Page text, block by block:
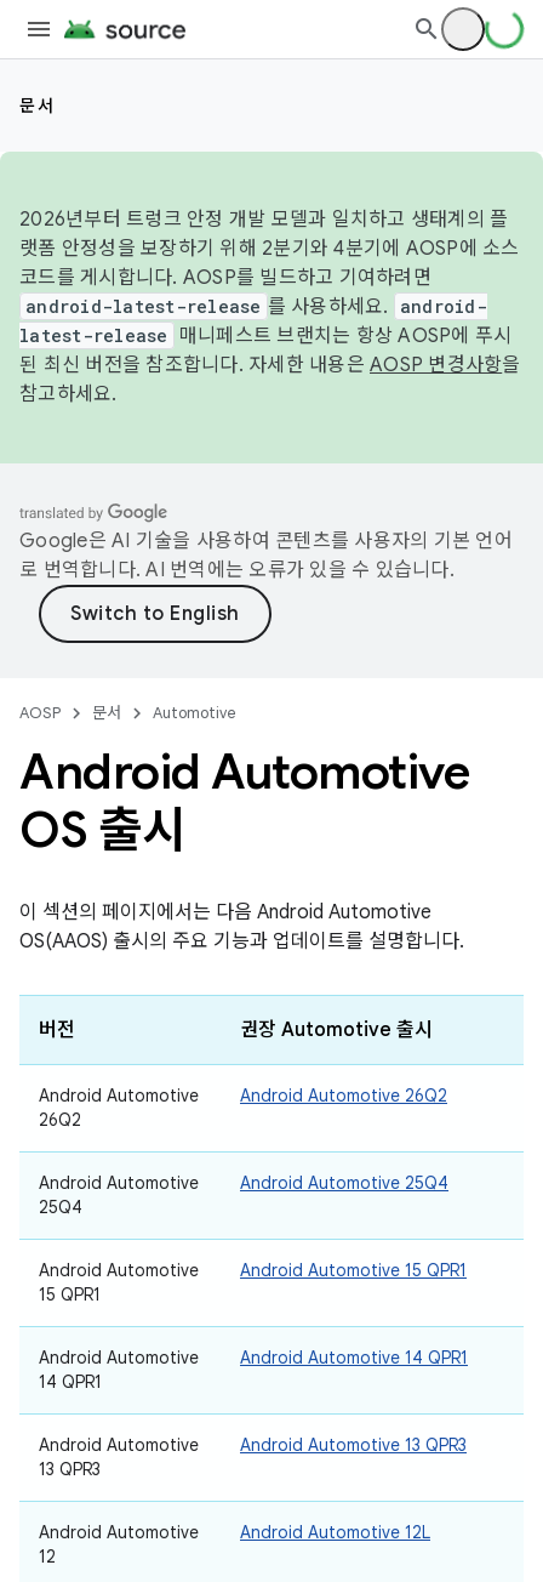
문서
2026년부터 트렁크 안정 개발 모델과 일치하고 생태계의 플
랫폼 안정성을 보장하기 위해 2분기와 4분기에 AOSP에 소스
코드를 게시합니다. AOSP를 빌드하고 기여하려면
android-latest-release 를 사용하세요.
android-
latest-release
매니페스트 브랜치는 항상 AOSP에 푸시
된 최신 버전을 참조합니다. 자세한 내용은 AOSP 변경사항을
참고하세요.
Google은 AI 기술을 사용하여 콘텐츠를 사용자의 기본 언어
로 번역합니다. AI 번역에는 오류가 있을 수 있습니다.
AOSP 문서 Automotive
Android Automotive
OS 출시
이 섹션의 페이지에서는 다음 Android Automotive
OS(AAOS) 출시의 주요 기능과 업데이트를 설명합니다.
버전 권장 Automotive 출시
Android Automotive
26Q2
Android Automotive 26Q2
Android Automotive
25Q4
Android Automotive 25Q4
Android Automotive
15 QPR1
Android Automotive 15 QPR1
Android Automotive
14 QPR1
Android Automotive 14 QPR1
Android Automotive
13 QPR3
Android Automotive 13 QPR3
Android Automotive
12
Android Automotive 12L